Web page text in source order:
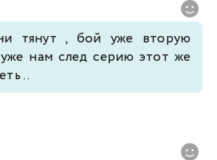
тянут , бой уже вторую
нам след серию этот же
..